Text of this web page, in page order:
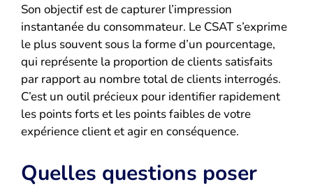
Son objectif est de capturer l’impression
instantanée du consommateur. Le CSAT s’exprime
le plus souvent sous la forme d’un pourcentage,
qui représente la proportion de clients satisfaits
par rapport au nombre total de clients interrogés.
C’est un outil précieux pour identifier rapidement
les points forts et les points faibles de votre
expérience client et agir en conséquence.
Quelles questions poser